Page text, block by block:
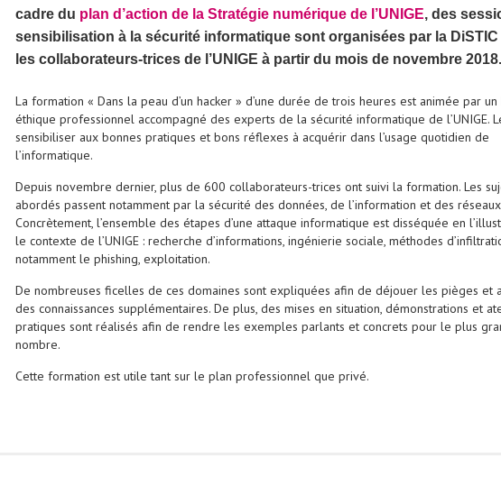
cadre du plan d’action de la Stratégie numérique de l’UNIGE, des
sensibilisation à la sécurité informatique sont organisées par la
les collaborateurs-trices de l’UNIGE à partir du mois de novembre 2018.
La formation « Dans la peau d’un hacker » d’une durée de trois heures est animée par un
éthique professionnel accompagné des experts de la sécurité informatique de l’UNIGE.
sensibiliser aux bonnes pratiques et bons réflexes à acquérir dans l’usage quotidien de
l’informatique.
Depuis novembre dernier, plus de 600 collaborateurs-trices ont suivi la formation. Les
abordés passent notamment par la sécurité des données, de l’information et des
Concrètement, l’ensemble des étapes d’une attaque informatique est disséquée en
le contexte de l’UNIGE : recherche d’informations, ingénierie sociale, méthodes
notamment le phishing, exploitation.
De nombreuses ficelles de ces domaines sont expliquées afin de déjouer les pièges et
des connaissances supplémentaires. De plus, des mises en situation, démonstrations et
pratiques sont réalisés afin de rendre les exemples parlants et concrets pour le plus
nombre.
Cette formation est utile tant sur le plan professionnel que privé.